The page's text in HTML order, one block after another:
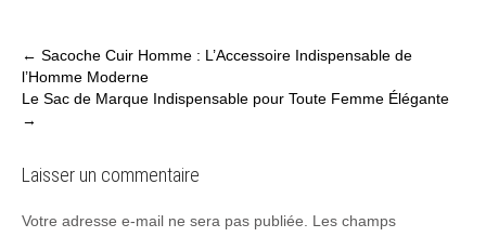
Post
navigation
← Sacoche Cuir Homme : L’Accessoire Indispensable de
l’Homme Moderne
Le Sac de Marque Indispensable pour Toute Femme Élégante
→
Laisser un commentaire
Votre adresse e-mail ne sera pas publiée.
Les champs